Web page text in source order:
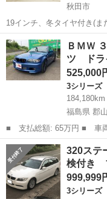
秋田市
19インチ、冬タイヤ付き(
現車確認お願いします。 で
ださい。 税金別 何か車と交
秋田 秋田市
ＢＭＷ
ツ ドラ
525,000
3シリーズ
184,180km
福島県 郡
■ 支払総額: 65万円 ■ 車両本体価格： 525,000 円 ■ メーカー
名： ＢＭＷ ■ 車種名：
ｔｉ Ｍスポーツ ドライ
ルミホイール Ａ...
福島 郡山市
320ス
検付き
999,999
3シリーズ